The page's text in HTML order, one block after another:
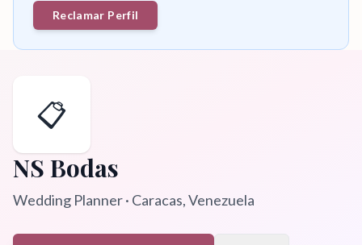
Reclamar Perfil
📋
NS Bodas
Wedding Planner· Caracas, Venezuela